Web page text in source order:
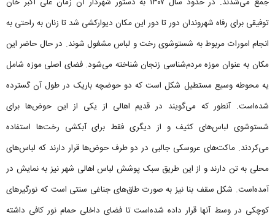
توفیقی برای رفاه شهروندان دور تا دور این مکان دیوارکشی شد تا زنان به راحتی به
انجام امورات مربوط به شستوشوی رخت و لباس مشغول شوند. در حال حاضر این
مکان به عنوان موزه مردم‌شناسی زنجان شناخته می‌شود. فضای اصلی موزه شامل
یه محوطه وسیع مستطیل شکل است که دو حوضچه‌ باریک در طول آن گسترده
شده‌است. آنطور که می‌گویند در قدیم اهالی از یکی از این حوض‌ها برای
شستوشوی لباس‌های کثیف و از دیگری فقط برای آبکشی رخت‌ها استفاده
می‌کردند. ماکت‌های عروسکی جالبی در دو طرف حوض‌ها قرار دارند که لباس‌های
محلی به تن دارند و از این طریق سبک پوشش لباس اهالی شهر نیز به نمایش در
آمده‌است. شکل سقف بنا نیز به صورت طاق‌های جناغی سنتی است که نورگیرهای
کوچکی در وسط آنها قرار داده شده‌است تا فضای داخلی حمام نور کافی داشته